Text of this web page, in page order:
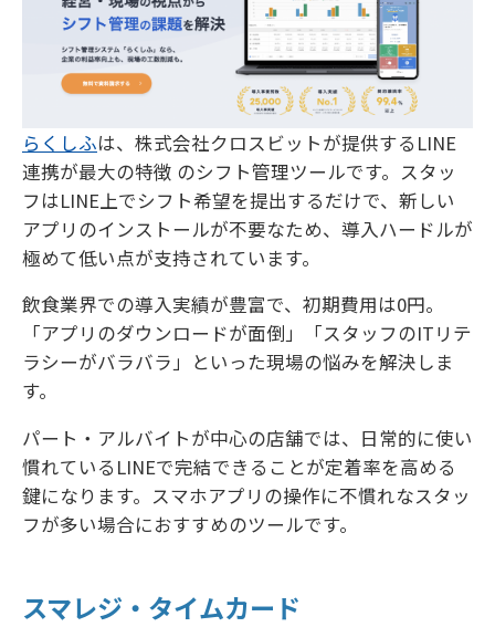
らくしふは、株式会社クロスビットが提供するLINE
連携が最大の特徴 のシフト管理ツールです。スタッ
フはLINE上でシフト希望を提出するだけで、新しい
アプリのインストールが不要なため、導入ハードルが
極めて低い点が支持されています。
飲食業界での導入実績が豊富で、初期費用は0円。
「アプリのダウンロードが面倒」「スタッフのITリテ
ラシーがバラバラ」といった現場の悩みを解決しま
す。
パート・アルバイトが中心の店舗では、日常的に使い
慣れているLINEで完結できることが定着率を高める
鍵になります。スマホアプリの操作に不慣れなスタッ
フが多い場合におすすめのツールです。
スマレジ・タイムカード